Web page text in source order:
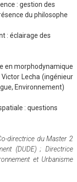
: gestion des
du philosophe
: éclairage des
en morphodynamique
Lecha (ingénieur
Environnement)
: questions
directrice du Master 2
(DUDE) ; Directrice
et Urbanisme